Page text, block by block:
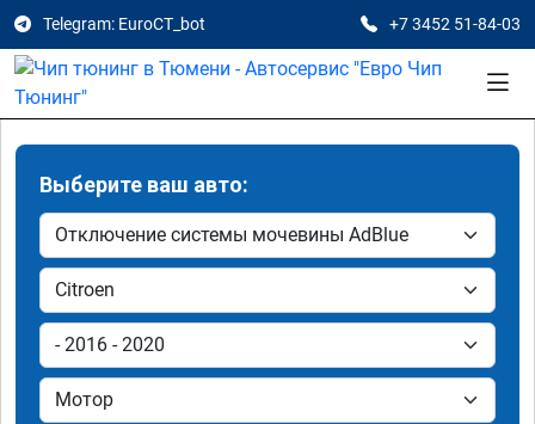
Telegram: EuroCT_bot +7 3452 51-84-03
Выберите ваш авто: